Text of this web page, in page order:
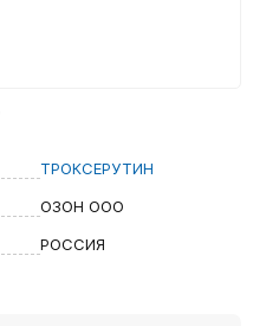
ТРОКСЕРУТИН
ОЗОН ООО
РОССИЯ